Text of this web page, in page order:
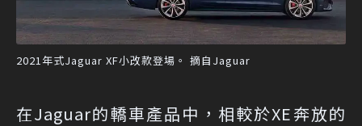
2021年式Jaguar XF小改款登場。 摘自Jaguar
在Jaguar的轎車產品中，相較於XE奔放的